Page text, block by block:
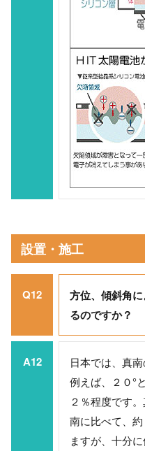
設置・施工
Q12
方位、傾斜角
るのですか？
A12
日本では、真
例えば、２０°
２％程度です
南に比べて、
ますが、十分